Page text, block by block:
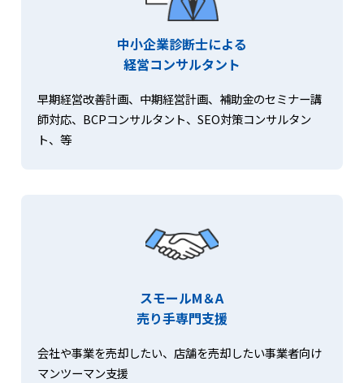
中小企業診断士による
経営コンサルタント
早期経営改善計画、中期経営計画、補助金のセミナー講
師対応、BCPコンサルタント、SEO対策コンサルタン
ト、等
スモールM＆A
売り手専門支援
会社や事業を売却したい、店舗を売却したい事業者向け
マンツーマン支援